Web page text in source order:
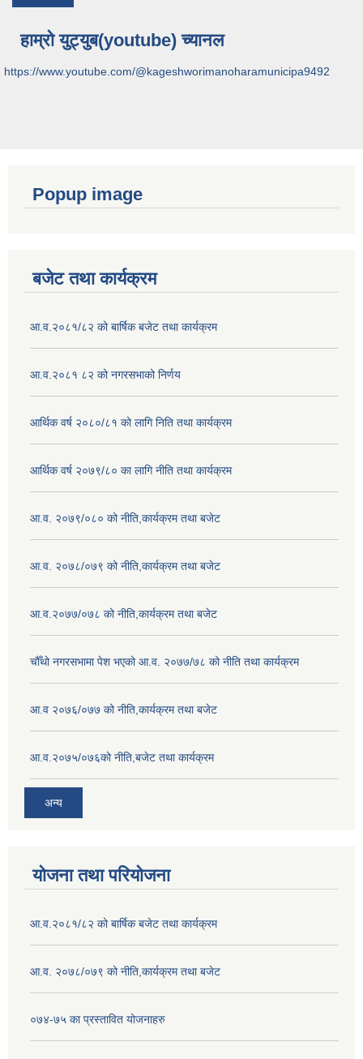
हाम्रो युट्युब(youtube) च्यानल
https://www.youtube.com/@kageshworimanoharamunicipa9492
Popup image
बजेट तथा कार्यक्रम
आ.व.२०८१/८२ को बार्षिक बजेट तथा कार्यक्रम
आ.व.२०८१ ८२ को नगरसभाको निर्णय
आर्थिक वर्ष २०८०/८१ को लागि निति तथा कार्यक्रम
आर्थिक वर्ष २०७९/८० का लागि नीति तथा कार्यक्रम
आ.व. २०७९/०८० को नीति,कार्यक्रम तथा बजेट
आ.व. २०७८/०७९ को नीति,कार्यक्रम तथा बजेट
आ.व.२०७७/०७८ को नीति,कार्यक्रम तथा बजेट
चौँथो नगरसभामा पेश भएको आ.व. २०७७/७८ को नीति तथा कार्यक्रम
आ.व २०७६/०७७ को नीति,कार्यक्रम तथा बजेट
आ.व.२०७५/०७६को नीति,बजेट तथा कार्यक्रम
अन्य
योजना तथा परियोजना
आ.व.२०८१/८२ को बार्षिक बजेट तथा कार्यक्रम
आ.व. २०७८/०७९ को नीति,कार्यक्रम तथा बजेट
०७४-७५ का प्रस्तावित योजनाहरु